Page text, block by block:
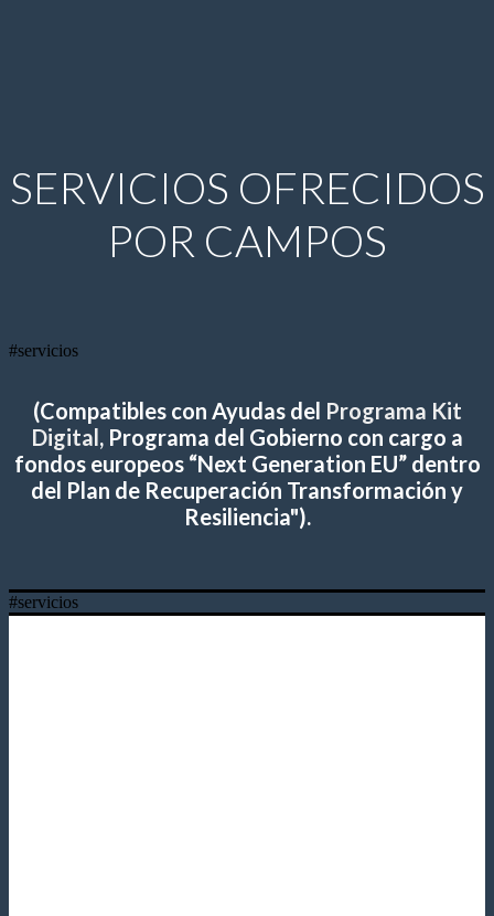
SERVICIOS OFRECIDOS
POR CAMPOS
#servicios
(Compatibles con Ayudas del Programa Kit
Digital, Programa del Gobierno con cargo a
fondos europeos “Next Generation EU” dentro
del Plan de Recuperación Transformación y
Resiliencia").
#servicios